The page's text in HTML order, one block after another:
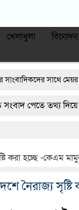
খেলাধুলা বিনোদন
সাথে মেয়র প্রার্থী
হামলায় র‍্যাবের ৩
শ্রমিকের হাতের
পেতে তথ্য দিয়ে
করা হচ্ছে -কেএম
নৈরাজ্য